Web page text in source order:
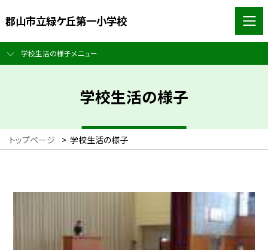
郡山市立緑ケ丘第一小学校
学校生活の様子メニュー
学校生活の様子
トップページ > 学校生活の様子